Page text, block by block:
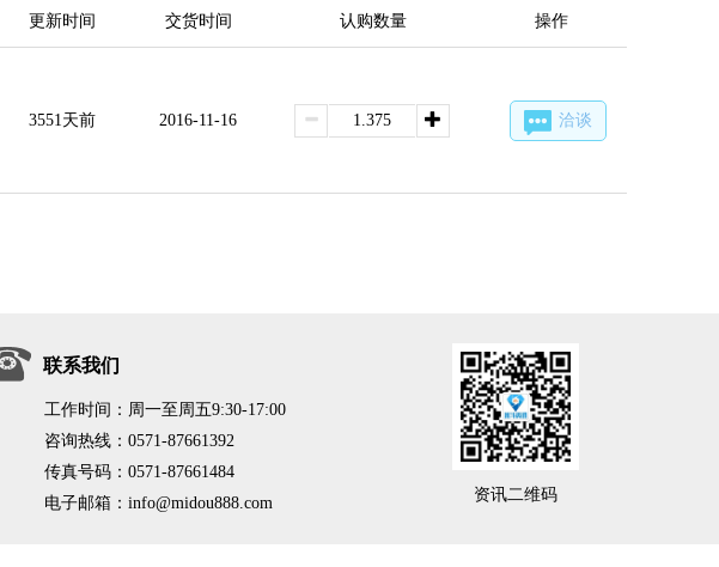
更新时间 交货时间 认购数量 操作
3551天前 2016-11-16 洽谈
联系我们
工作时间：周一至周五9:30-17:00
咨询热线：0571-87661392
传真号码：0571-87661484
电子邮箱：info@midou888.com
资讯二维码